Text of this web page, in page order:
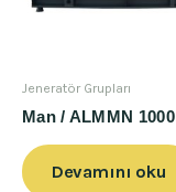
Jeneratör Grupları
Man / ALMMN 1000
Devamını oku